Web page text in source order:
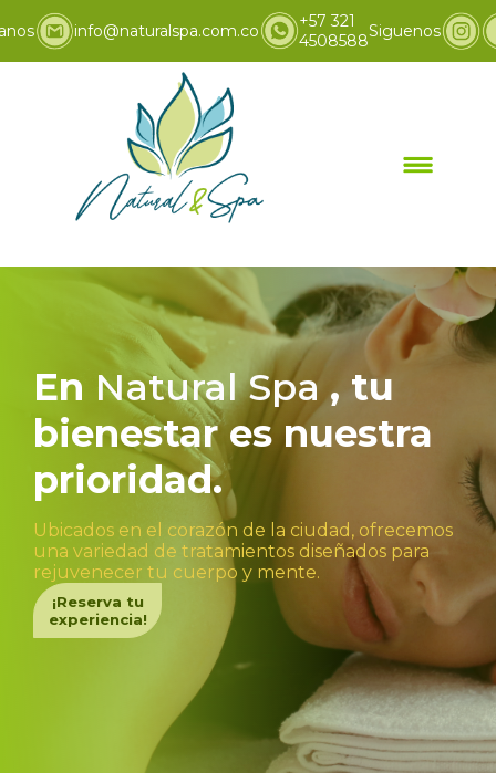
info@naturalspa.com.co
+57 321
4508588Siguenos
En Natural Spa, tu
bienestar es nuestra
prioridad.
Ubicados en el corazón de la ciudad, ofrecemos
una variedad de tratamientos diseñados para
rejuvenecer tu cuerpo y mente.
¡Reserva tu
experiencia!
Inicio>